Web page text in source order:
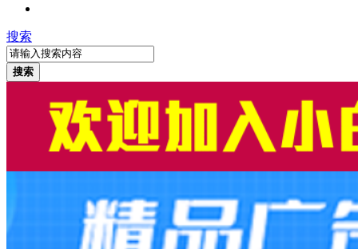
搜索
搜索